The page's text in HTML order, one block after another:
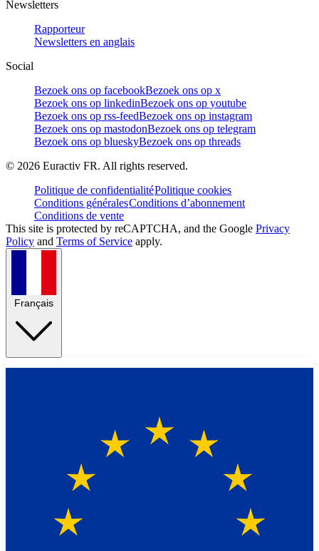
Newsletters
Rapporteur
Newsletters en anglais
Social
Bezoek ons op facebookBezoek ons op x
Bezoek ons op linkedinBezoek ons op youtube
Bezoek ons op rss-feedBezoek ons op instagram
Bezoek ons op mastodonBezoek ons op telegram
Bezoek ons op blueskyBezoek ons op threads
© 2026 Euractiv FR. All rights reserved.
Politique de confidentialitéPolitique cookies
Conditions généralesConditions d’abonnement
Conditions de vente
This site is protected by reCAPTCHA, and the Google Privacy
Policy and Terms of Service apply.
Français